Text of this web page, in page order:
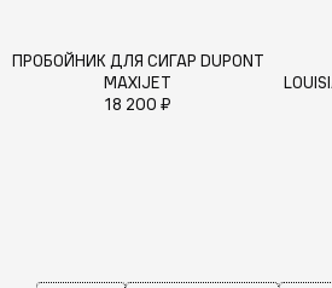
ПРОБОЙНИК ДЛЯ СИГАР DUPONT
MAXIJET
18 200 ₽